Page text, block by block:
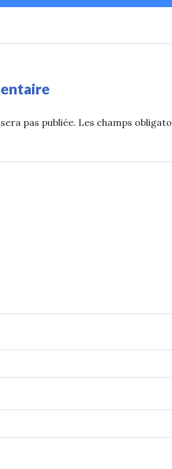
pas publiée. Les champs